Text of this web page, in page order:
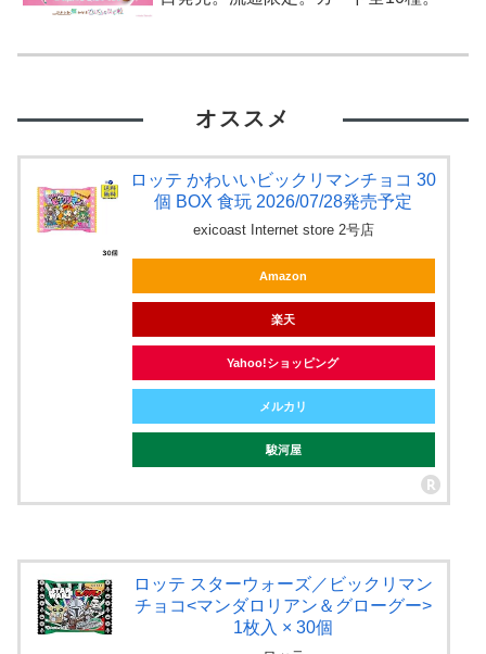
オススメ
ロッテ かわいいビックリマンチョコ 30
個 BOX 食玩 2026/07/28発売予定
exicoast Internet store 2号店
Amazon
楽天
Yahoo!ショッピング
メルカリ
駿河屋
ロッテ スターウォーズ／ビックリマン
チョコ<マンダロリアン＆グローグー>
1枚入 × 30個